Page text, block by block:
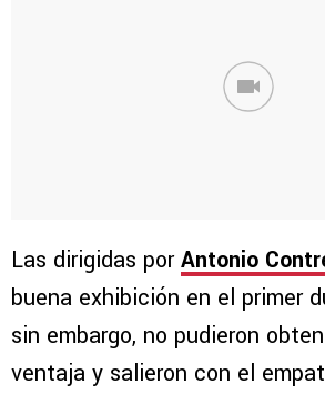
Las dirigidas porAntonio
buena exhibición en el primer
sin embargo, no pudieron
ventaja y salieron con el